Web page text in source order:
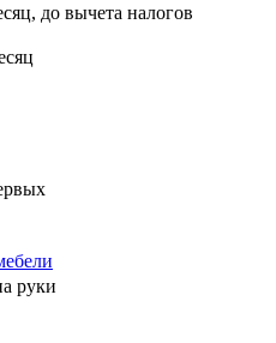
до вычета налогов
руки